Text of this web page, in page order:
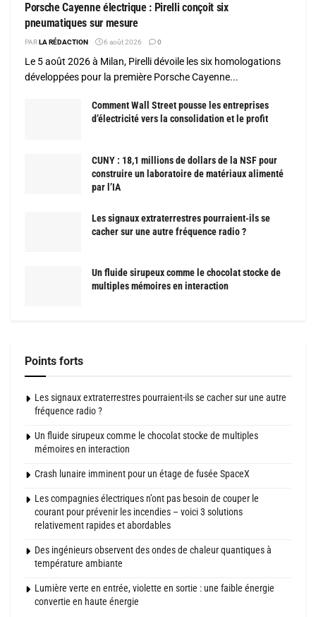
Porsche Cayenne électrique : Pirelli conçoit six
pneumatiques sur mesure
PAR LA RÉDACTION 6 août 2026 0
Le 5 août 2026 à Milan, Pirelli dévoile les six homologations
développées pour la première Porsche Cayenne...
Comment Wall Street pousse les entreprises
d’électricité vers la consolidation et le profit
CUNY : 18,1 millions de dollars de la NSF pour
construire un laboratoire de matériaux alimenté
par l’IA
Les signaux extraterrestres pourraient-ils se
cacher sur une autre fréquence radio ?
Un fluide sirupeux comme le chocolat stocke de
multiples mémoires en interaction
Points forts
Les signaux extraterrestres pourraient-ils se cacher sur une autre
fréquence radio ?
Un fluide sirupeux comme le chocolat stocke de multiples
mémoires en interaction
Crash lunaire imminent pour un étage de fusée SpaceX
Les compagnies électriques n’ont pas besoin de couper le
courant pour prévenir les incendies – voici 3 solutions
relativement rapides et abordables
Des ingénieurs observent des ondes de chaleur quantiques à
température ambiante
Lumière verte en entrée, violette en sortie : une faible énergie
convertie en haute énergie